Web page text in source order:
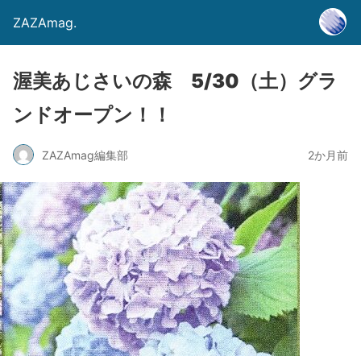
ZAZAmag.
渥美あじさいの森 5/30（土）グラ
ンドオープン！！
ZAZAmag編集部 2か月前